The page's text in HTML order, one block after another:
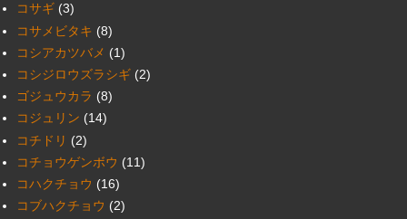
コサギ (3)
コサメビタキ (8)
コシアカツバメ (1)
コシジロウズラシギ (2)
ゴジュウカラ (8)
コジュリン (14)
コチドリ (2)
コチョウゲンボウ (11)
コハクチョウ (16)
コブハクチョウ (2)